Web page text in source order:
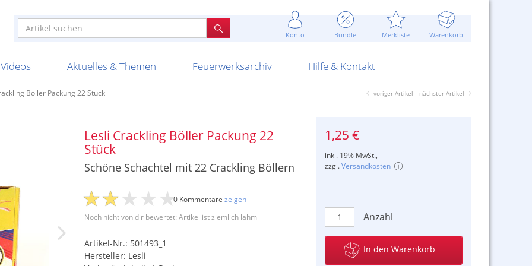
Konto Bundle Merkliste Warenkorb
Schallerzeuger P1
Feuerwerk T1
Schachteln und Attrappen
Streich- und Bengalhölzer
Blitzschnell...
Sommerpreise u.v.m.
Videos
Knallkörper
Batterien
Aktuelles & Themen
Ladenverkauf 2024
20 Jahre Feuerwerksvitrine
Ausnahmegenehmigung
Sammlertreffen
Feuerwerksarchiv
Fireworks Apel Feuerwerk Argento Feuerwerk ARS Pirotecnia
BKV Vuurwerk Bothmer Pyrotechnik
Hilfe & Kontakt
Bestellschluss
Altersnachweis
Versanddienste
Gewerbetreibende
Kontaktformular
AGB
Böller Packung 22 Stück voriger Artikel nächster Artikel
Lesli Crackling Böller Packung 22
Stück
Schöne Schachtel mit 22 Crackling Böllern
Noch nicht von dir bewertet: Artikel ist ziemlich lahm
0 Kommentare zeigen
Artikel-Nr.: 501493_1
Hersteller: Lesli
1,25 €
inkl. 19% MwSt.,
zzgl.Versandkosten
Anzahl
In den Warenkorb